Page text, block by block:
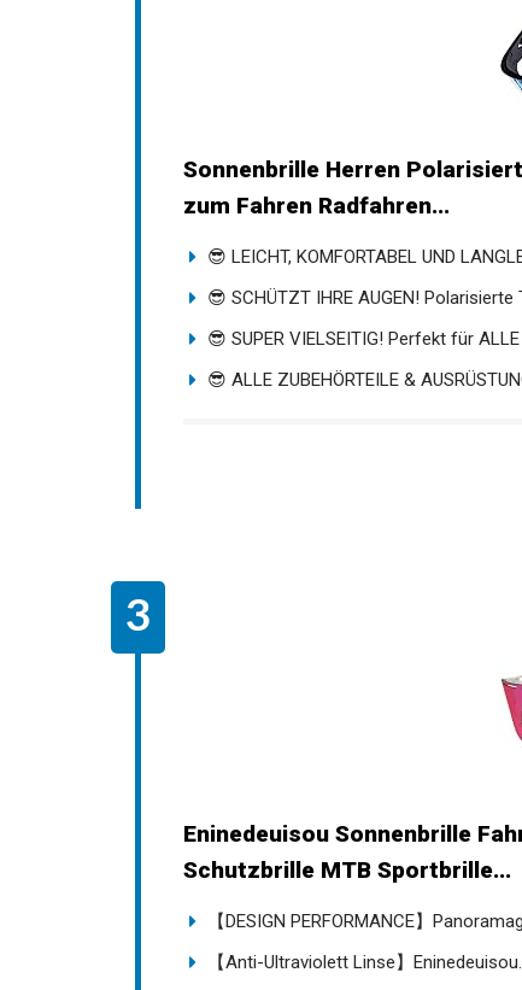
Sonnenbrille Herren
zum Fahren Radfahren...
😎 LEICHT, KOMFORTABEL UND
😎 SCHÜTZT IHRE AUGEN! Polarisierte
😎 SUPER VIELSEITIG! Perfekt für
😎 ALLE ZUBEHÖRTEILE &
Eninedeuisou Sonnenbrille
Schutzbrille MTB Sportbrille...
【DESIGN PERFORMANCE】
【Anti-Ultraviolett Linse】